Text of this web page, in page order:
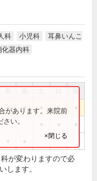
科 小児科
耳鼻いんこ
化器内科
祝
● ● ●
があります。来院前
い。
×閉じる
が変わりますので必
します。